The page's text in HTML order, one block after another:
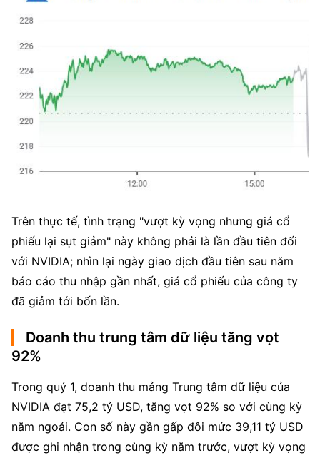
Trên thực tế, tình trạng "vượt kỳ vọng nhưng giá cổ
phiếu lại sụt giảm" này không phải là lần đầu tiên đối
với NVIDIA; nhìn lại ngày giao dịch đầu tiên sau năm
báo cáo thu nhập gần nhất, giá cổ phiếu của công ty
đã giảm tới bốn lần.
Doanh thu trung tâm dữ liệu tăng vọt
92%
Trong quý 1, doanh thu mảng Trung tâm dữ liệu của
NVIDIA đạt 75,2 tỷ USD, tăng vọt 92% so với cùng kỳ
năm ngoái. Con số này gần gấp đôi mức 39,11 tỷ USD
được ghi nhận trong cùng kỳ năm trước, vượt kỳ vọng